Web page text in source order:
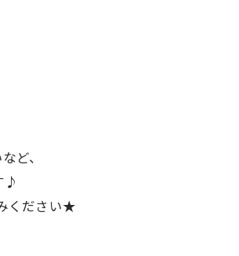
ど、
♪
ください★